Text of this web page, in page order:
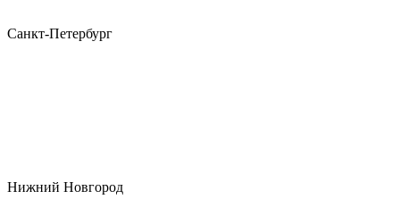
Санкт-Петербург
Нижний Новгород